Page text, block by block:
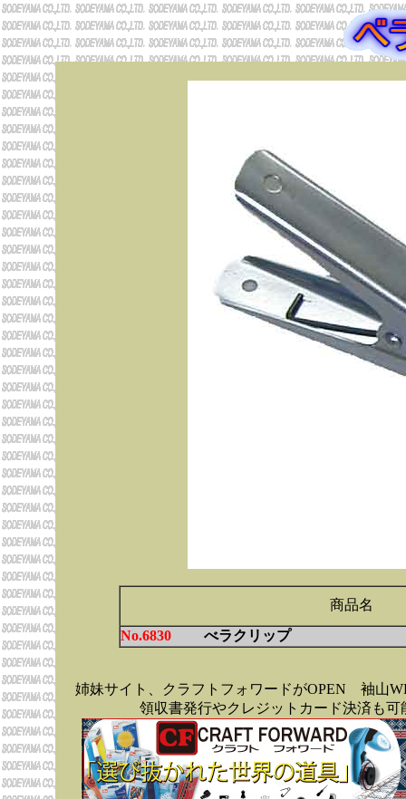
商品名
No.6830 べラクリップ
姉妹サイト、クラフトフォワードがOPEN 袖山
領収書発行やクレジットカード決済も